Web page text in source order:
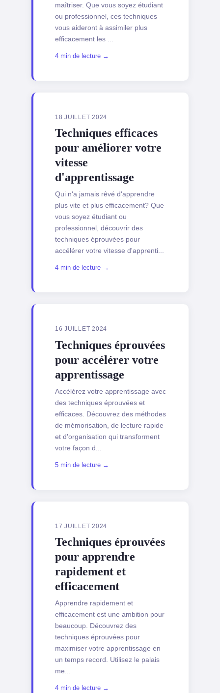
maîtriser. Que vous soyez étudiant
ou professionnel, ces techniques
vous aideront à assimiler plus
efficacement les ...
4 min de lecture →
18 JUILLET 2024
Techniques efficaces
pour améliorer votre
vitesse
d'apprentissage
Qui n'a jamais rêvé d'apprendre
plus vite et plus efficacement? Que
vous soyez étudiant ou
professionnel, découvrir des
techniques éprouvées pour
accélérer votre vitesse d'apprenti...
4 min de lecture →
16 JUILLET 2024
Techniques éprouvées
pour accélérer votre
apprentissage
Accélérez votre apprentissage avec
des techniques éprouvées et
efficaces. Découvrez des méthodes
de mémorisation, de lecture rapide
et d'organisation qui transforment
votre façon d...
5 min de lecture →
17 JUILLET 2024
Techniques éprouvées
pour apprendre
rapidement et
efficacement
Apprendre rapidement et
efficacement est une ambition pour
beaucoup. Découvrez des
techniques éprouvées pour
maximiser votre apprentissage en
un temps record. Utilisez le palais
me...
4 min de lecture →